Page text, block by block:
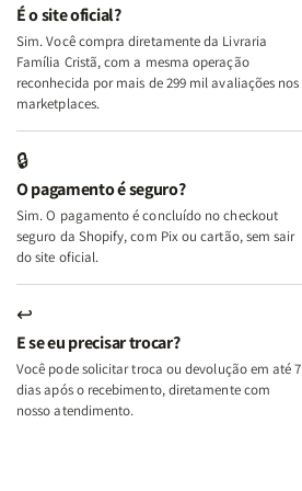
e
Deus
+
A
Mulher
Lar
+
A
Lar
É o site oficial?
Sim. Você compra diretamente da Livraria
Família Cristã, com a mesma operação
reconhecida por mais de 299 mil avaliações nos
marketplaces.
🔒
O pagamento é seguro?
Sim. O pagamento é concluído no checkout
seguro da Shopify, com Pix ou cartão, sem sair
do site oficial.
↩
E se eu precisar trocar?
Você pode solicitar troca ou devolução em até 7
dias após o recebimento, diretamente com
nosso atendimento.